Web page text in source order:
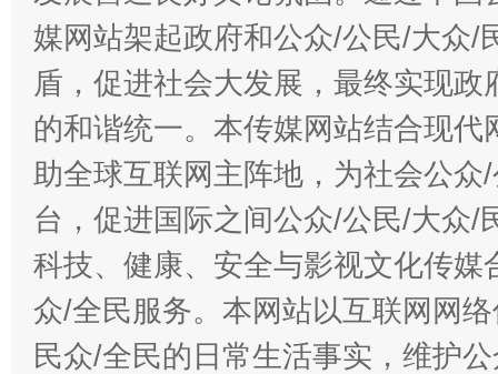
媒网站架起政府和公众/公民/大众/
盾，促进社会大发展，最终实现
的和谐统一。本传媒网站结合现
助全球互联网主阵地，为社会公
台，促进国际之间公众/公民/大众/
科技、健康、安全与影视文化传
众/全民服务。本网站以互联网网
民众/全民的日常生活事实，维护